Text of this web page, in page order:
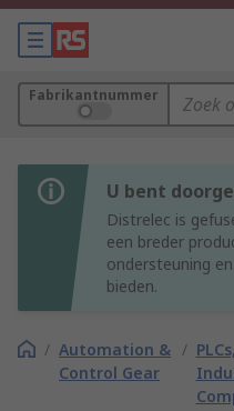
Fabrikantnummer
U bent
Distrelec is
een breder
ondersteuning
bieden.
/ Automation &
Control Gear
/